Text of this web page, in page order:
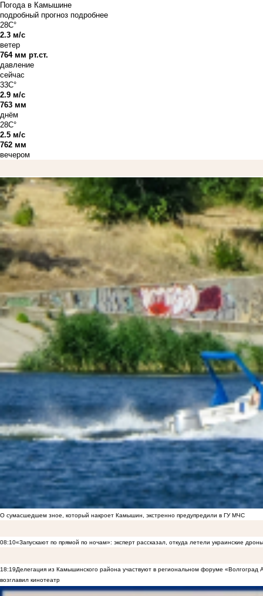
Погода в Камышине
подробный прогноз подробнее
28C°
2.3 м/с
ветер
764 мм рт.ст.
давление
сейчас
33C°
2.9 м/с
763 мм
днём
28C°
2.5 м/с
762 мм
вечером
О сумасшедшем зное, который накроет Камышин, экстренно предупредили в ГУ МЧС
08:10«Запускают по прямой по ночам»: эксперт рассказал, откуда летели украинские
18:19Делегация из Камышинского района участвуют в региональном форуме «Волгоград
возглавил кинотеатр